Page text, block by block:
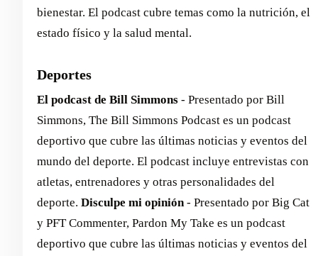
bienestar. El podcast cubre temas como la nutrición, el
estado físico y la salud mental.
Deportes
El podcast de Bill Simmons - Presentado por Bill
Simmons, The Bill Simmons Podcast es un podcast
deportivo que cubre las últimas noticias y eventos del
mundo del deporte. El podcast incluye entrevistas con
atletas, entrenadores y otras personalidades del
deporte. Disculpe mi opinión- Presentado por Big Cat
y PFT Commenter, Pardon My Take es un podcast
deportivo que cubre las últimas noticias y eventos del